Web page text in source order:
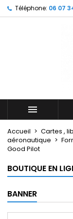
Téléphone: 06 07

Accueil Cartes ,
aéronautique
Good Pilot
BOUTIQUE EN
BANNER
My
Create
Créer
Nom de la
Vous devez